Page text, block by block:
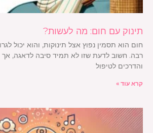
תינוק עם חום: מה לעשות?
חום הוא תסמין נפוץ אצל תינוקות, והוא יכול
רבה. חשוב לדעת שזו לא תמיד סיבה לדאגה,
והדרכים לטיפול
קרא עוד »